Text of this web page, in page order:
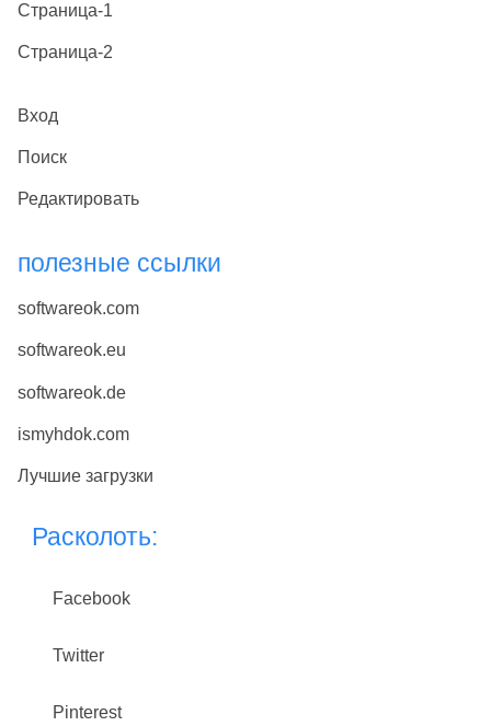
Страница-1
Страница-2
Вход
Поиск
Редактировать
полезные ссылки
softwareok.com
softwareok.eu
softwareok.de
ismyhdok.com
Лучшие загрузки
Расколоть:
Facebook
Twitter
Pinterest